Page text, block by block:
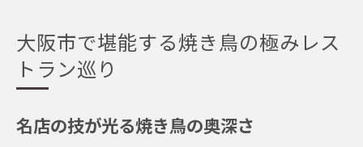
地元の秘密のおすすめ店を紹介
焼き鳥の芸術大阪市のレストランで味わう至福
部位ごとの違いを楽しむ贅沢なひととき
大阪市で堪能する焼き鳥の極みレス
トラン巡り
名店の技が光る焼き鳥の奥深さ